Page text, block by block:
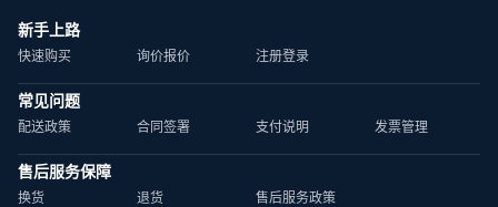
新手上路
快速购买 询价报价 注册登录
常见问题
配送政策 合同签署 支付说明 发票管理
售后服务保障
换货 退货 售后服务政策